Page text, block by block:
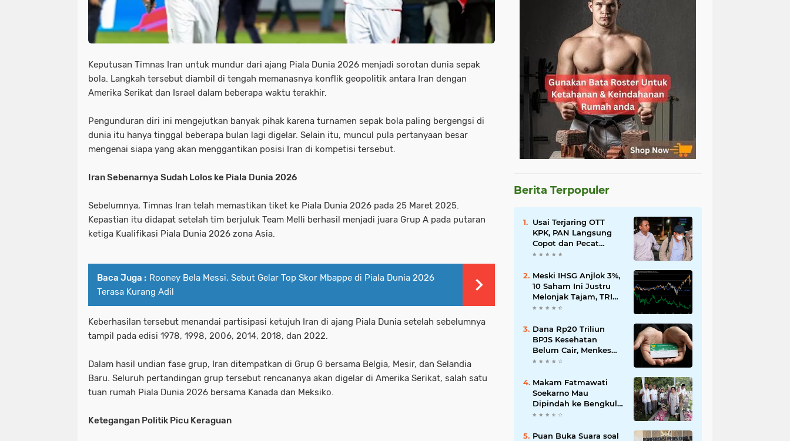
Keputusan Timnas Iran untuk mundur dari ajang Piala Dunia 2026 menjadi sorotan dunia sepak
bola. Langkah tersebut diambil di tengah memanasnya konflik geopolitik antara Iran dengan
Amerika Serikat dan Israel dalam beberapa waktu terakhir.
Pengunduran diri ini mengejutkan banyak pihak karena turnamen sepak bola paling bergengsi di
dunia itu hanya tinggal beberapa bulan lagi digelar. Selain itu, muncul pula pertanyaan besar
mengenai siapa yang akan menggantikan posisi Iran di kompetisi tersebut.
Iran Sebenarnya Sudah Lolos ke Piala Dunia 2026
Sebelumnya, Timnas Iran telah memastikan tiket ke Piala Dunia 2026 pada 25 Maret 2025.
Kepastian itu didapat setelah tim berjuluk Team Melli berhasil menjadi juara Grup A pada putaran
ketiga Kualifikasi Piala Dunia 2026 zona Asia.
Baca Juga : Rooney Bela Messi, Sebut Gelar Top Skor Mbappe di Piala Dunia 2026
Terasa Kurang Adil
Keberhasilan tersebut menandai partisipasi ketujuh Iran di ajang Piala Dunia setelah sebelumnya
tampil pada edisi 1978, 1998, 2006, 2014, 2018, dan 2022.
Dalam hasil undian fase grup, Iran ditempatkan di Grup G bersama Belgia, Mesir, dan Selandia
Baru. Seluruh pertandingan grup tersebut rencananya akan digelar di Amerika Serikat, salah satu
tuan rumah Piala Dunia 2026 bersama Kanada dan Meksiko.
Ketegangan Politik Picu Keraguan
Berita Terpopuler
Usai Terjaring OTT
KPK, PAN Langsung
Copot dan Pecat
Bupati Lombok Barat
Meski IHSG Anjlok 3%,
10 Saham Ini Justru
Melonjak Tajam, TRIM
dan CPIN Masuk
Dana Rp20 Triliun
BPJS Kesehatan
Belum Cair, Menkes
Ungkap Kendala
Makam Fatmawati
Soekarno Mau
Dipindah ke Bengkulu,
Ini Alasan yang
Puan Buka Suara soal